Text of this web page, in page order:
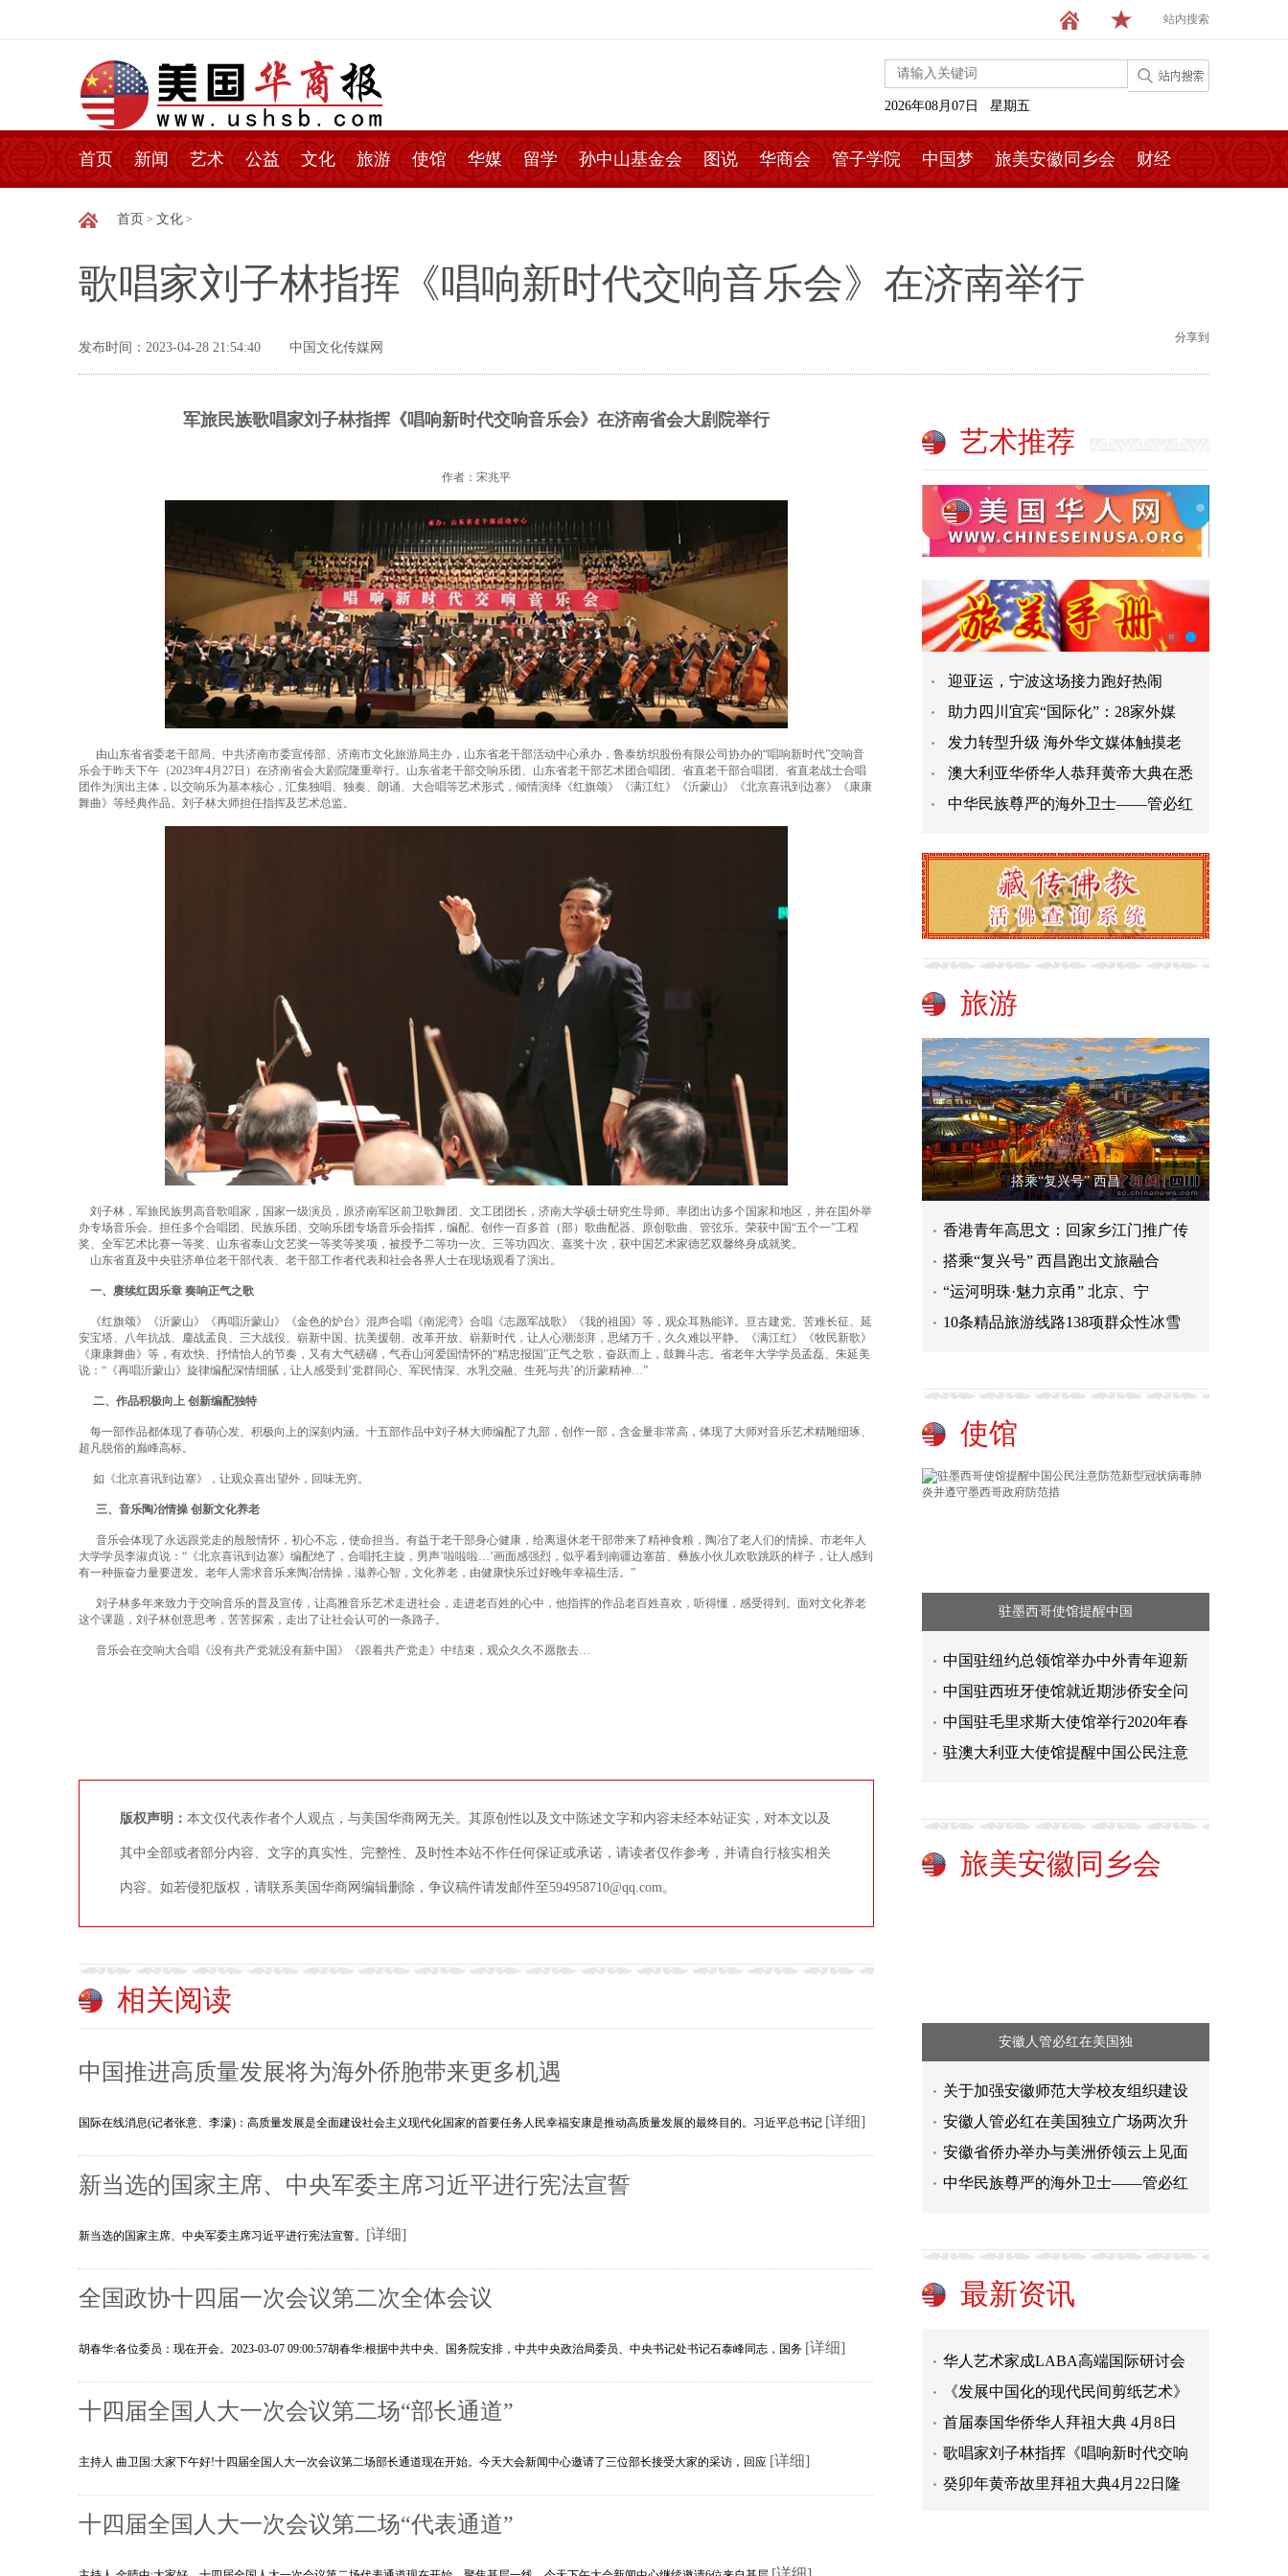
站内搜索
2026年08月07日 星期五
首页 新闻 艺术 公益 文化 旅游 使馆 华媒 留学 孙中山基金会 图说 华商会 管子学院 中国梦 旅美安徽同乡会 财经
首页 > 文化 >
歌唱家刘子林指挥《唱响新时代交响音乐会》在济南举行
发布时间：2023-04-28 21:54:40 中国文化传媒网
分享到
军旅民族歌唱家刘子林指挥《唱响新时代交响音乐会》在济南省会大剧院举行
作者：宋兆平
由山东省省委老干部局、中共济南市委宣传部、济南市文化旅游局主办，山东省老干部活动中心承办，鲁泰纺织股份有限公司协办的“唱响新时代”交响音
乐会于昨天下午（2023年4月27日）在济南省会大剧院隆重举行。山东省老干部交响乐团、山东省老干部艺术团合唱团、省直老干部合唱团、省直老战士合唱
团作为演出主体，以交响乐为基本核心，汇集独唱、独奏、朗诵、大合唱等艺术形式，倾情演绎《红旗颂》《满江红》《沂蒙山》《北京喜讯到边寨》《康康
舞曲》等经典作品。刘子林大师担任指挥及艺术总监。
刘子林，军旅民族男高音歌唱家，国家一级演员，原济南军区前卫歌舞团、文工团团长，济南大学硕士研究生导师。率团出访多个国家和地区，并在囯外举
办专场音乐会。担任多个合唱团、民族乐团、交响乐团专场音乐会指挥，编配、创作一百多首（部）歌曲配器、原创歌曲、管弦乐。荣获中国“五个一”工程
奖、全军艺术比赛一等奖、山东省泰山文艺奖一等奖等奖项，被授予二等功一次、三等功四次、嘉奖十次，获中国艺术家德艺双馨终身成就奖。
山东省直及中央驻济单位老干部代表、老干部工作者代表和社会各界人士在现场观看了演出。
一、赓续红因乐章 奏响正气之歌
《红旗颂》《沂蒙山》《再唱沂蒙山》《金色的炉台》混声合唱《南泥湾》合唱《志愿军战歌》《我的祖国》等，观众耳熟能详。亘古建党、苦难长征、延
安宝塔、八年抗战、鏖战孟良、三大战役、崭新中国、抗美援朝、改革开放、崭新时代，让人心潮澎湃，思绪万千，久久难以平静。《满江红》《牧民新歌》
《康康舞曲》等，有欢快、抒情怡人的节奏，又有大气磅礴，气吞山河爱国情怀的“精忠报国”正气之歌，奋跃而上，鼓舞斗志。省老年大学学员孟磊、朱延美
说：“《再唱沂蒙山》旋律编配深情细腻，让人感受到’党群同心、军民情深、水乳交融、生死与共’的沂蒙精神…”
二、作品积极向上 创新编配独特
每一部作品都体现了春萌心发、积极向上的深刻内涵。十五部作品中刘子林大师编配了九部，创作一部，含金量非常高，体现了大师对音乐艺术精雕细琢、
超凡脱俗的巅峰高标。
如《北京喜讯到边塞》，让观众喜出望外，回味无穷。
三、音乐陶冶情操 创新文化养老
音乐会体现了永远跟党走的殷殷情怀，初心不忘，使命担当。有益于老干部身心健康，给离退休老干部带来了精神食粮，陶冶了老人们的情操。市老年人
大学学员李淑贞说：“《北京喜讯到边寨》编配绝了，合唱托主旋，男声’啦啦啦…’画面感强烈，似乎看到南疆边塞苗、彝族小伙儿欢歌跳跃的样子，让人感到
有一种振奋力量要迸发。老年人需求音乐来陶冶情操，滋养心智，文化养老，由健康快乐过好晚年幸福生活。”
刘子林多年来致力于交响音乐的普及宣传，让高雅音乐艺术走进社会，走进老百姓的心中，他指挥的作品老百姓喜欢，听得懂，感受得到。面对文化养老
这个课题，刘子林创意思考，苦苦探索，走出了让社会认可的一条路子。
音乐会在交响大合唱《没有共产党就没有新中国》《跟着共产党走》中结束，观众久久不愿散去…
版权声明： 本文仅代表作者个人观点，与美国华商网无关。其原创性以及文中陈述文字和内容未经本站证实，对本文以及
其中全部或者部分内容、文字的真实性、完整性、及时性本站不作任何保证或承诺，请读者仅作参考，并请自行核实相关
内容。如若侵犯版权，请联系美国华商网编辑删除，争议稿件请发邮件至594958710@qq.com。
相关阅读
中国推进高质量发展将为海外侨胞带来更多机遇
国际在线消息(记者张意、李濛)：高质量发展是全面建设社会主义现代化国家的首要任务人民幸福安康是推动高质量发展的最终目的。习近平总书记 [详细]
新当选的国家主席、中央军委主席习近平进行宪法宣誓
新当选的国家主席、中央军委主席习近平进行宪法宣誓。 [详细]
全国政协十四届一次会议第二次全体会议
胡春华:各位委员：现在开会。2023-03-07 09:00:57胡春华:根据中共中央、国务院安排，中共中央政治局委员、中央书记处书记石泰峰同志，国务 [详细]
十四届全国人大一次会议第二场“部长通道”
主持人 曲卫国:大家下午好!十四届全国人大一次会议第二场部长通道现在开始。今天大会新闻中心邀请了三位部长接受大家的采访，回应 [详细]
十四届全国人大一次会议第二场“代表通道”
艺术推荐
迎亚运，宁波这场接力跑好热闹
助力四川宜宾“国际化”：28家外媒
发力转型升级 海外华文媒体触摸老
澳大利亚华侨华人恭拜黄帝大典在悉
中华民族尊严的海外卫士——管必红
旅游
搭乘“复兴号” 西昌
香港青年高思文：回家乡江门推广传
搭乘“复兴号” 西昌跑出文旅融合
“运河明珠·魅力京甬” 北京、宁
10条精品旅游线路138项群众性冰雪
使馆
驻墨西哥使馆提醒中国
中国驻纽约总领馆举办中外青年迎新
中国驻西班牙使馆就近期涉侨安全问
中国驻毛里求斯大使馆举行2020年春
驻澳大利亚大使馆提醒中国公民注意
旅美安徽同乡会
安徽人管必红在美国独
关于加强安徽师范大学校友组织建设
安徽人管必红在美国独立广场两次升
安徽省侨办举办与美洲侨领云上见面
中华民族尊严的海外卫士——管必红
最新资讯
歌唱家刘子林指挥《唱响新时代交响
癸卯年黄帝故里拜祖大典4月22日隆
宣城中学颁发2023年度管必红奖学金
助力四川宜宾“国际化”：28家外媒
发力转型升级 海外华文媒体触摸老